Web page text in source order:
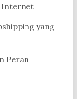
Internet
yang
Peran